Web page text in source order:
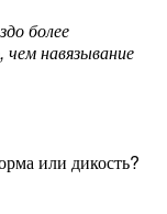
более
навязывание
или дикость?